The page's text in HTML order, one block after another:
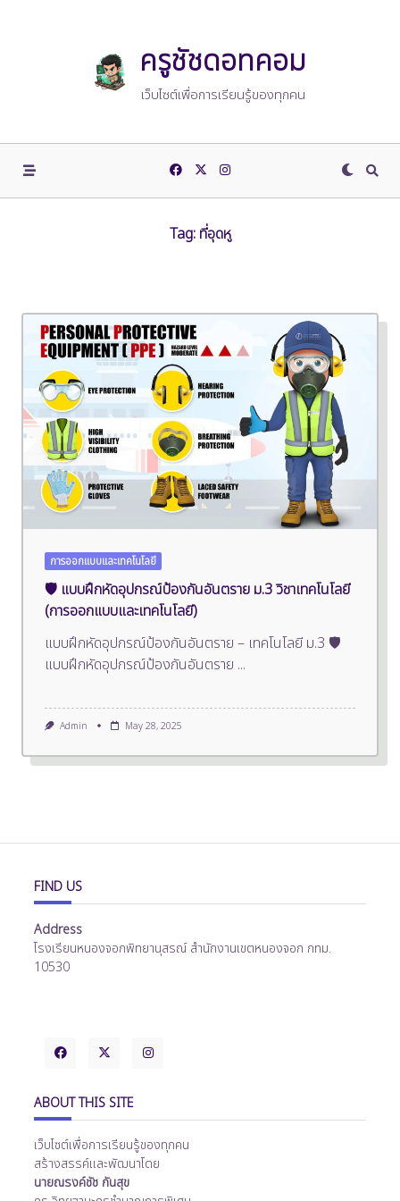
ครูชัชดอทคอม
เว็บไซต์เพื่อการเรียนรู้ของทุกคน
Tag: ที่อุดหู
การออกแบบและเทคโนโลยี
🛡️ แบบฝึกหัดอุปกรณ์ป้องกันอันตราย ม.3 วิชาเทคโนโลยี
(การออกแบบและเทคโนโลยี)
แบบฝึกหัดอุปกรณ์ป้องกันอันตราย – เทคโนโลยี ม.3 🛡️
แบบฝึกหัดอุปกรณ์ป้องกันอันตราย ...
Admin May 28, 2025
FIND US
Address
โรงเรียนหนองจอกพิทยานุสรณ์ สำนักงานเขตหนองจอก กทม.
10530
ABOUT THIS SITE
เว็บไซต์เพื่อการเรียนรู้ของทุกคน
สร้างสรรค์และพัฒนาโดย
นายณรงค์ชัช กันสุข